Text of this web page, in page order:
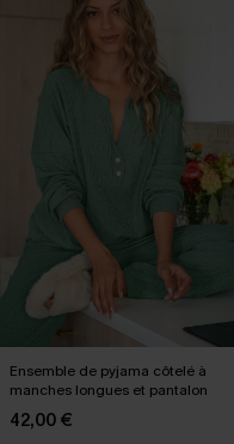
Ensemble de pyjama côtelé à
manches longues et pantalon
42,00 €